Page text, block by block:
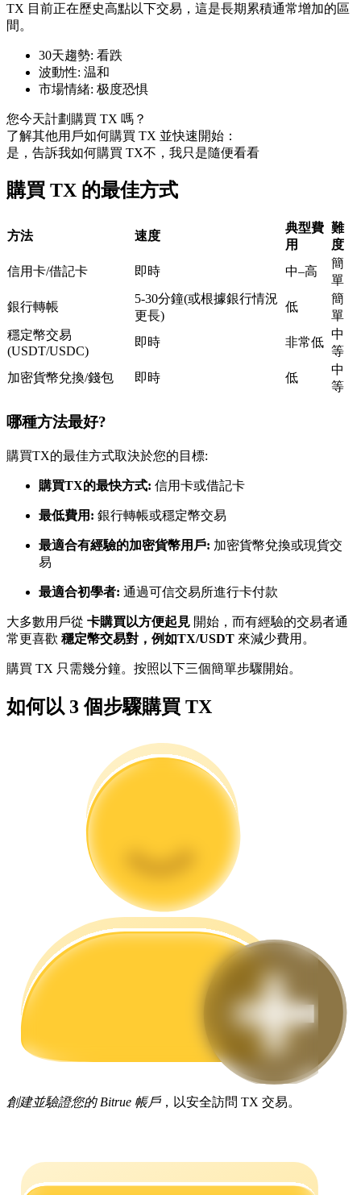
USDC永續
跟單
與頂尖交易專家同行
成為跟單交易員
坐享盈利分成和跟單分傭
包含交易情況等的大數據分析
合約指南
TX 目前正在歷史高點以下交易，這是長期累積通常增加的區
間。
30天趨勢: 看跌
波動性: 温和
市場情緒: 极度恐惧
您今天計劃購買 TX 嗎？
了解其他用戶如何購買 TX 並快速開始：
是，告訴我如何購買 TX不，我只是隨便看看
購買 TX 的最佳方式
方法 速度
典型費
用
難
度
信用卡/借記卡
即時 中–高
簡
單
銀行轉帳
5-30分鐘(或根據銀行情況
更長)
低
簡
單
穩定幣交易
(USDT/USDC)
即時 非常低
中
等
加密貨幣兌換/錢包
即時 低
中
等
哪種方法最好?
購買TX的最佳方式取決於您的目標:
購買TX的最快方式: 信用卡或借記卡
最低費用: 銀行轉帳或穩定幣交易
最適合有經驗的加密貨幣用戶: 加密貨幣兌換或現貨交
易
最適合初學者: 通過可信交易所進行卡付款
大多數用戶從 卡購買以方便起見 開始，而有經驗的交易者通
常更喜歡 穩定幣交易對，例如TX/USDT 來減少費用。
購買 TX 只需幾分鐘。按照以下三個簡單步驟開始。
如何以 3 個步驟購買 TX
創建並驗證您的 Bitrue 帳戶，以安全訪問 TX 交易。